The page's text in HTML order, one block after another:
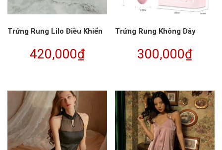
Trứng Rung Lilo Điều Khiển
420,000₫
Trứng Rung Không Dây
300,000₫